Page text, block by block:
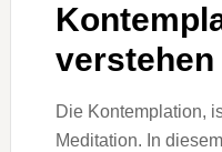
verstehen
Die Kontemplation,
Meditation. In